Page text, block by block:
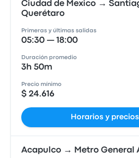
Ciudad de Mexico →
Querétaro
Primeras y últimas salidas
05:30 — 18:00
Duración promedio
3h 50m
Precio mínimo
$ 24.616
Horarios y precios
Acapulco → Metro General